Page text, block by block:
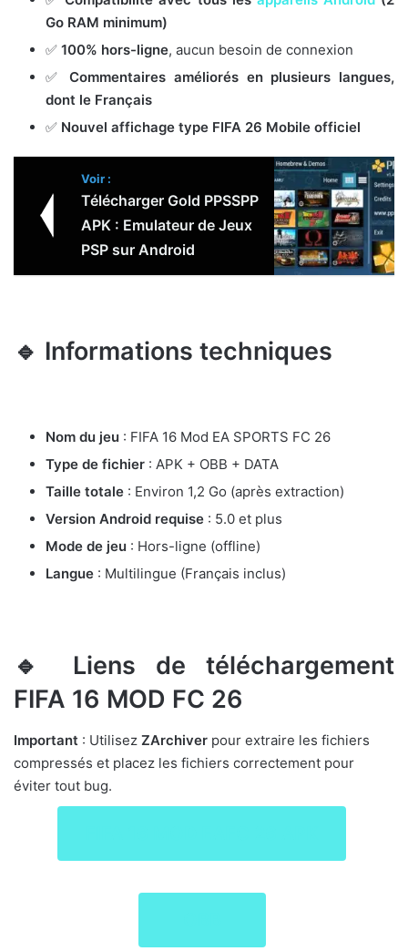
Go RAM minimum)
✅ 100% hors-ligne, aucun besoin de connexion
✅Commentaires améliorés en plusieurs langues,
dont le Français
✅ Nouvel affichage type FIFA 26 Mobile officiel
Voir :
Télécharger Gold PPSSPP
APK : Emulateur de Jeux
PSP sur Android
🔹 Informations techniques
Nom du jeu : FIFA 16 Mod EA SPORTS FC 26
Type de fichier : APK + OBB + DATA
Taille totale : Environ 1,2 Go (après extraction)
Version Android requise : 5.0 et plus
Mode de jeu : Hors-ligne (offline)
Langue : Multilingue (Français inclus)
🔹 Liens de téléchargement
FIFA 16 MOD FC 26
Important : Utilisez ZArchiver pour extraire les fichiers
compressés et placez les fichiers correctement pour
éviter tout bug.